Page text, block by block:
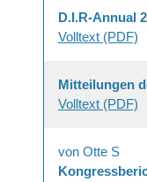
D.I.R-Annual
Volltext (PDF)
Mitteilungen
Volltext (PDF)
von Otte S